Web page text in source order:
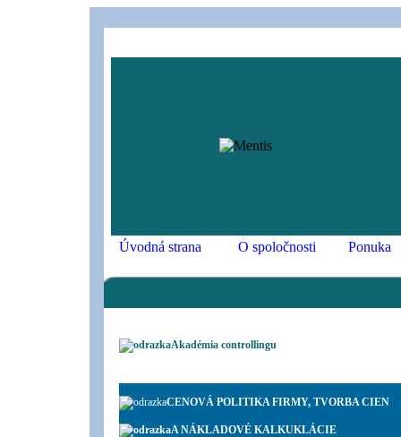
Úvodná strana O spoločnosti Ponuka
Akadémia controllingu
CENOVÁ POLITIKA FIRMY, TVORBA CIEN
A NÁKLADOVÉ KALKUKLÁCIE